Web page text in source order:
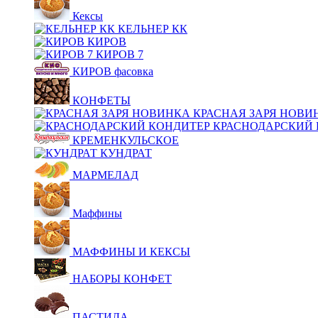
Кексы
КЕЛЬНЕР КК
КИРОВ
КИРОВ 7
КИРОВ фасовка
КОНФЕТЫ
КРАСНАЯ ЗАРЯ
КРАСНОДАРСКИЙ
КРЕМЕНКУЛЬСКОЕ
КУНДРАТ
МАРМЕЛАД
Маффины
МАФФИНЫ И КЕКСЫ
НАБОРЫ КОНФЕТ